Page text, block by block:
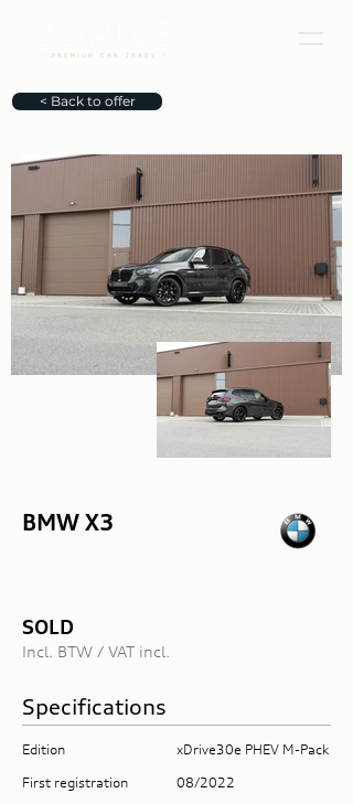
< Back to offer
BMW X3
SOLD
Incl. BTW / VAT incl.
Specifications
Edition
xDrive30e PHEV M-Pack
First registration
08/2022